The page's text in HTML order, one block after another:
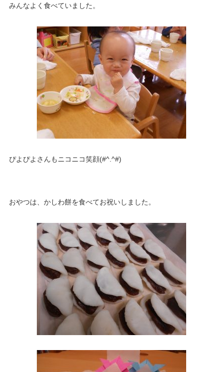
みんなよく食べていました。
ぴよぴよさんもニコニコ笑顔(#^.^#)
おやつは、かしわ餅を食べてお祝いしました。